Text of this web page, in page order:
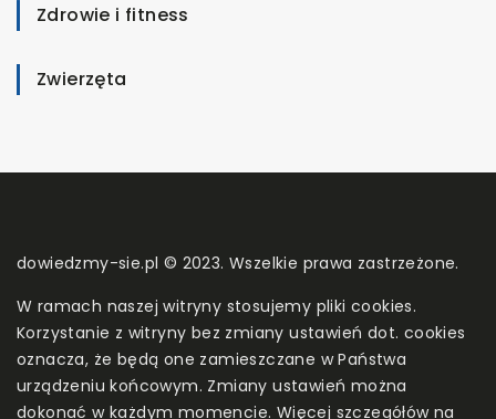
Zdrowie i fitness
Zwierzęta
dowiedzmy-sie.pl © 2023. Wszelkie prawa zastrzeżone.
W ramach naszej witryny stosujemy pliki cookies.
Korzystanie z witryny bez zmiany ustawień dot. cookies
oznacza, że będą one zamieszczane w Państwa
urządzeniu końcowym. Zmiany ustawień można
dokonać w każdym momencie. Więcej szczegółów na